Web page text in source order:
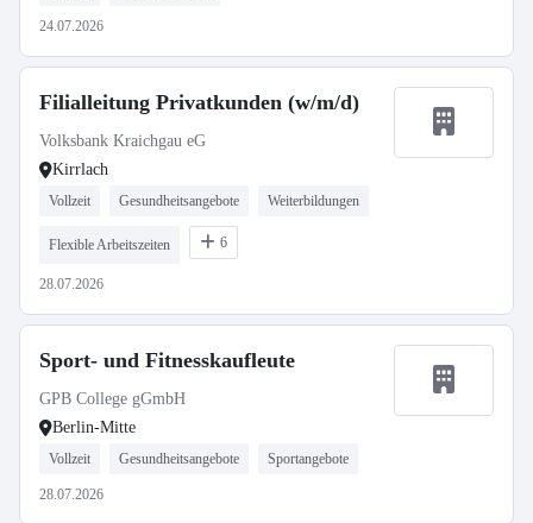
24.07.2026
Filialleitung Privatkunden (w/m/d)
Volksbank Kraichgau eG
Kirrlach
Vollzeit Gesundheitsangebote Weiterbildungen
Flexible Arbeitszeiten 6
28.07.2026
Sport- und Fitnesskaufleute
GPB College gGmbH
Berlin-Mitte
Vollzeit Gesundheitsangebote Sportangebote
28.07.2026